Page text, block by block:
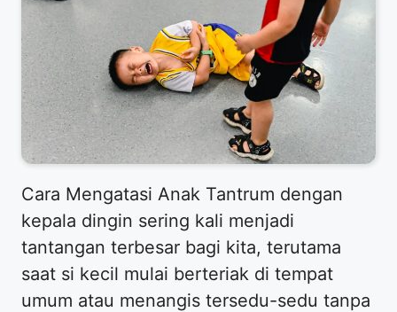
​Cara Mengatasi Anak Tantrum dengan
kepala dingin sering kali menjadi
tantangan terbesar bagi kita, terutama
saat si kecil mulai berteriak di tempat
umum atau menangis tersedu-sedu tanpa